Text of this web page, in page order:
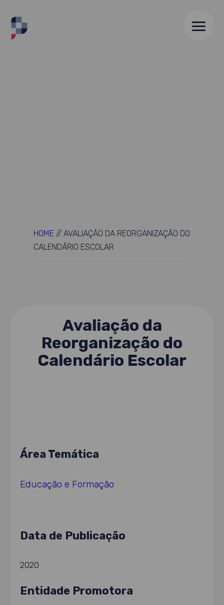
HOME //AVALIAÇÃO DA REORGANIZAÇÃO DO
CALENDÁRIO ESCOLAR
Avaliação da
Reorganização do
Calendário Escolar
Área Temática
Educação e Formação
Data de Publicação
2020
Entidade Promotora